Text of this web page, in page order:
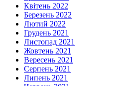
Квітень 2022
Березень 2022
Лютий 2022
Грудень 2021
Листопад 2021
Жовтень 2021
Вересень 2021
Серпень 2021
Липень 2021